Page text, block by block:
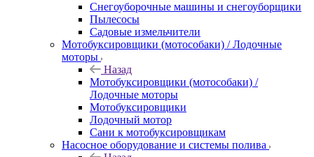
Снегоуборочные машины и снегоуборщики
Пылесосы
Садовые измельчители
Мотобуксировщики (мотособаки) / Лодочные
моторы
Назад
Мотобуксировщики (мотособаки) /
Лодочные моторы
Мотобуксировщики
Лодочный мотор
Сани к мотобуксировщикам
Насосное оборудование и системы полива